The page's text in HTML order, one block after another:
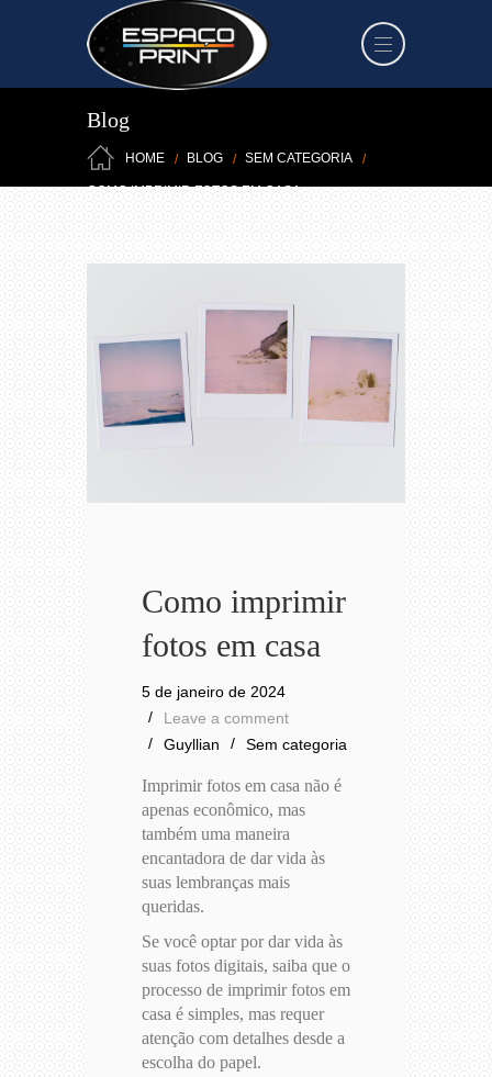
Blog
HOME BLOG SEM CATEGORIA
COMO IMPRIMIR FOTOS EM CASA
Como imprimir
fotos em casa
5 de janeiro de 2024
Leave a comment
Guyllian
Sem categoria
Imprimir fotos em casa não é
apenas econômico, mas
também uma maneira
encantadora de dar vida às
suas lembranças mais
queridas.
Se você optar por dar vida às
suas fotos digitais, saiba que o
processo de imprimir fotos em
casa é simples, mas requer
atenção com detalhes desde a
escolha do papel.